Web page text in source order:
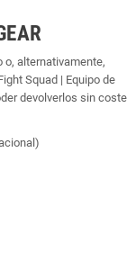
alternativamente,
Squad | Equipo de
devolverlos sin coste